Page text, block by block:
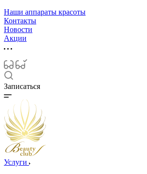
Наши аппараты красоты
Контакты
Новости
Акции
Записаться
Услуги